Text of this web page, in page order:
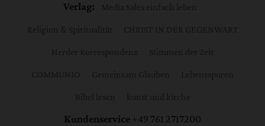
Verlag:
Kundenservice +49 761 2717200